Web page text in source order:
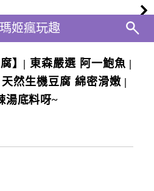
玩趣
姬瘋玩趣
】| 東森嚴選 阿一鮑魚 |
然生機豆腐 綿密滑嫩 |
湯底料呀~